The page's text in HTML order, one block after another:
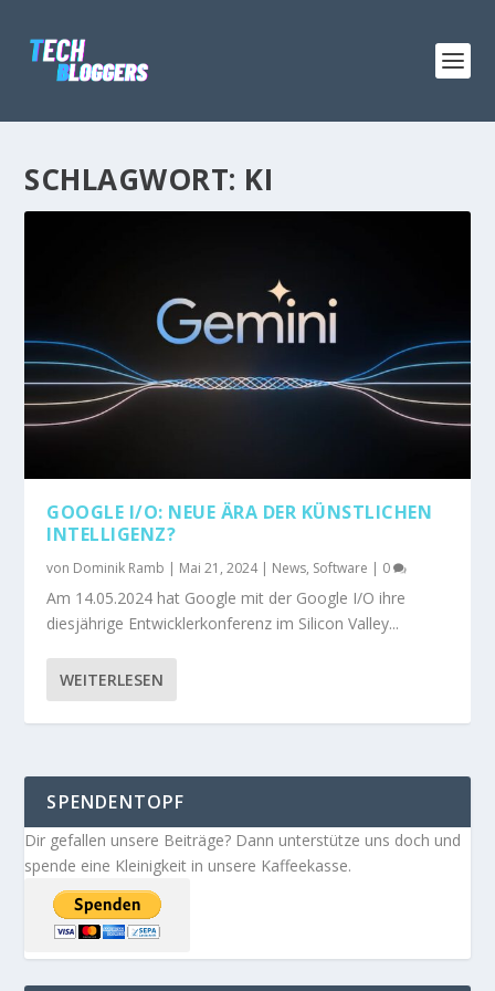
SCHLAGWORT: KI
GOOGLE I/O: NEUE ÄRA DER KÜNSTLICHEN
INTELLIGENZ?
von Dominik Ramb | Mai 21, 2024| News, Software | 0
Am 14.05.2024 hat Google mit der Google I/O ihre
diesjährige Entwicklerkonferenz im Silicon Valley...
WEITERLESEN
SPENDENTOPF
Dir gefallen unsere Beiträge? Dann unterstütze uns doch und
spende eine Kleinigkeit in unsere Kaffeekasse.